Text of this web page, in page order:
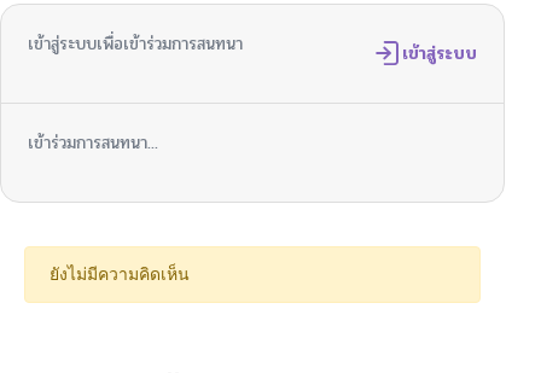
ตอนที่ 2 06/18/2026
เข้าสู่ระบบเพื่อเข้าร่วมการสนทนา เข้าสู่ระบบ
เข้าร่วมการสนทนา...
ยังไม่มีความคิดเห็น